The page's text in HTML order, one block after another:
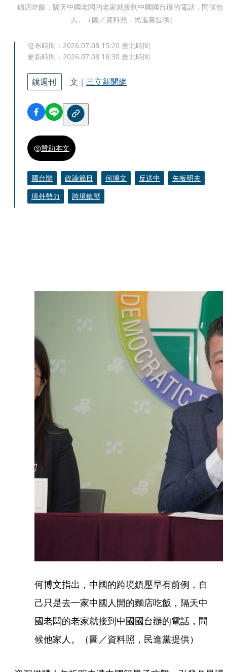
麵店吃飯，隔天中國老闆的老家就接到中國國台辦的電話，問候他
人。（圖／資料照，民進黨提供）
發布時間： 2026.07.08 15:20 臺北時間
更新時間： 2026.07.08 16:30 臺北時間
鏡週刊 文｜ 三立新聞網
贊助本文
國台辦 政論節目 何博文 反送中
矢板明夫
境外勢力
跨境鎮壓
何博文指出，中國的跨境鎮壓早有前例，自
己只是去一家中國人開的麵店吃飯，隔天中
國老闆的老家就接到中國國台辦的電話，問
候他家人。（圖／資料照，民進黨提供）